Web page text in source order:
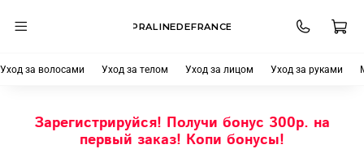
PRALINEDEFRANCE
Уход за волосами Уход за телом Уход за лицом Уход за руками
Зарегистрируйся! Получи бонус 300р. на
первый заказ! Копи бонусы!